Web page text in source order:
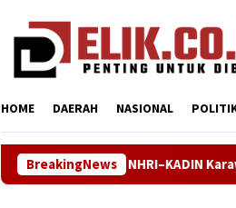
HOME DAERAH NASIONAL
BreakingNews
NHRI–KADIN Karawang Gelar